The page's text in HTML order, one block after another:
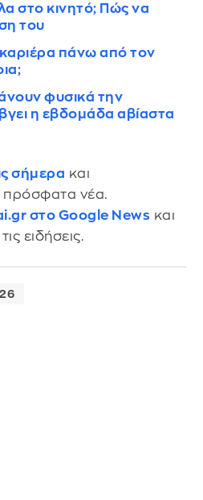
στο κινητό; Πώς να
του
πάνω από τον
φυσικά την
η εβδομάδα αβίαστα
σήμερα και
πρόσφατα νέα.
στο Google News και
ειδήσεις.